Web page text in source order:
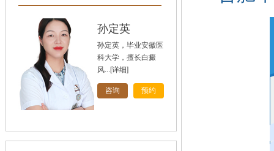
孙定英
孙定英，毕业安徽医
科大学，擅长白癜
风...[详细]
咨询 预约
高汝辉